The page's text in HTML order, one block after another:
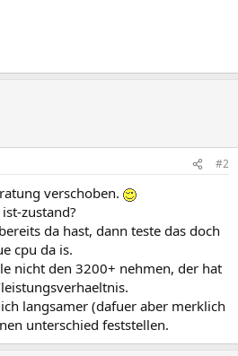
#2
verschoben.
zustand?
da hast, dann teste das doch
cpu da is.
nicht den 3200+ nehmen, der hat
langsamer (dafuer aber merklich
unterschied feststellen.